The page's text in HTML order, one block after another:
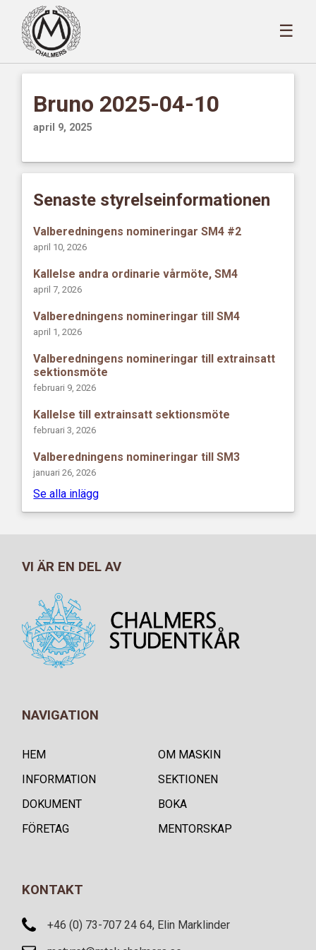
☰
Bruno 2025-04-10
april 9, 2025
Senaste styrelseinformationen
Valberedningens nomineringar SM4 #2
april 10, 2026
Kallelse andra ordinarie vårmöte, SM4
april 7, 2026
Valberedningens nomineringar till SM4
april 1, 2026
Valberedningens nomineringar till extrainsatt
sektionsmöte
februari 9, 2026
Kallelse till extrainsatt sektionsmöte
februari 3, 2026
Valberedningens nomineringar till SM3
januari 26, 2026
Se alla inlägg
VI ÄR EN DEL AV
NAVIGATION
HEM
OM MASKIN
INFORMATION
SEKTIONEN
DOKUMENT
BOKA
FÖRETAG
MENTORSKAP
KONTAKT
+46 (0) 73-707 24 64, Elin Marklinder